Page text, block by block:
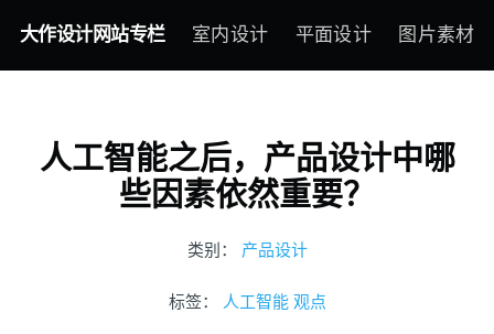
大作设计网站专栏 室内设计 平面设计 图片素材
人工智能之后，产品设计中哪
些因素依然重要？
类别： 产品设计
标签： 人工智能 观点